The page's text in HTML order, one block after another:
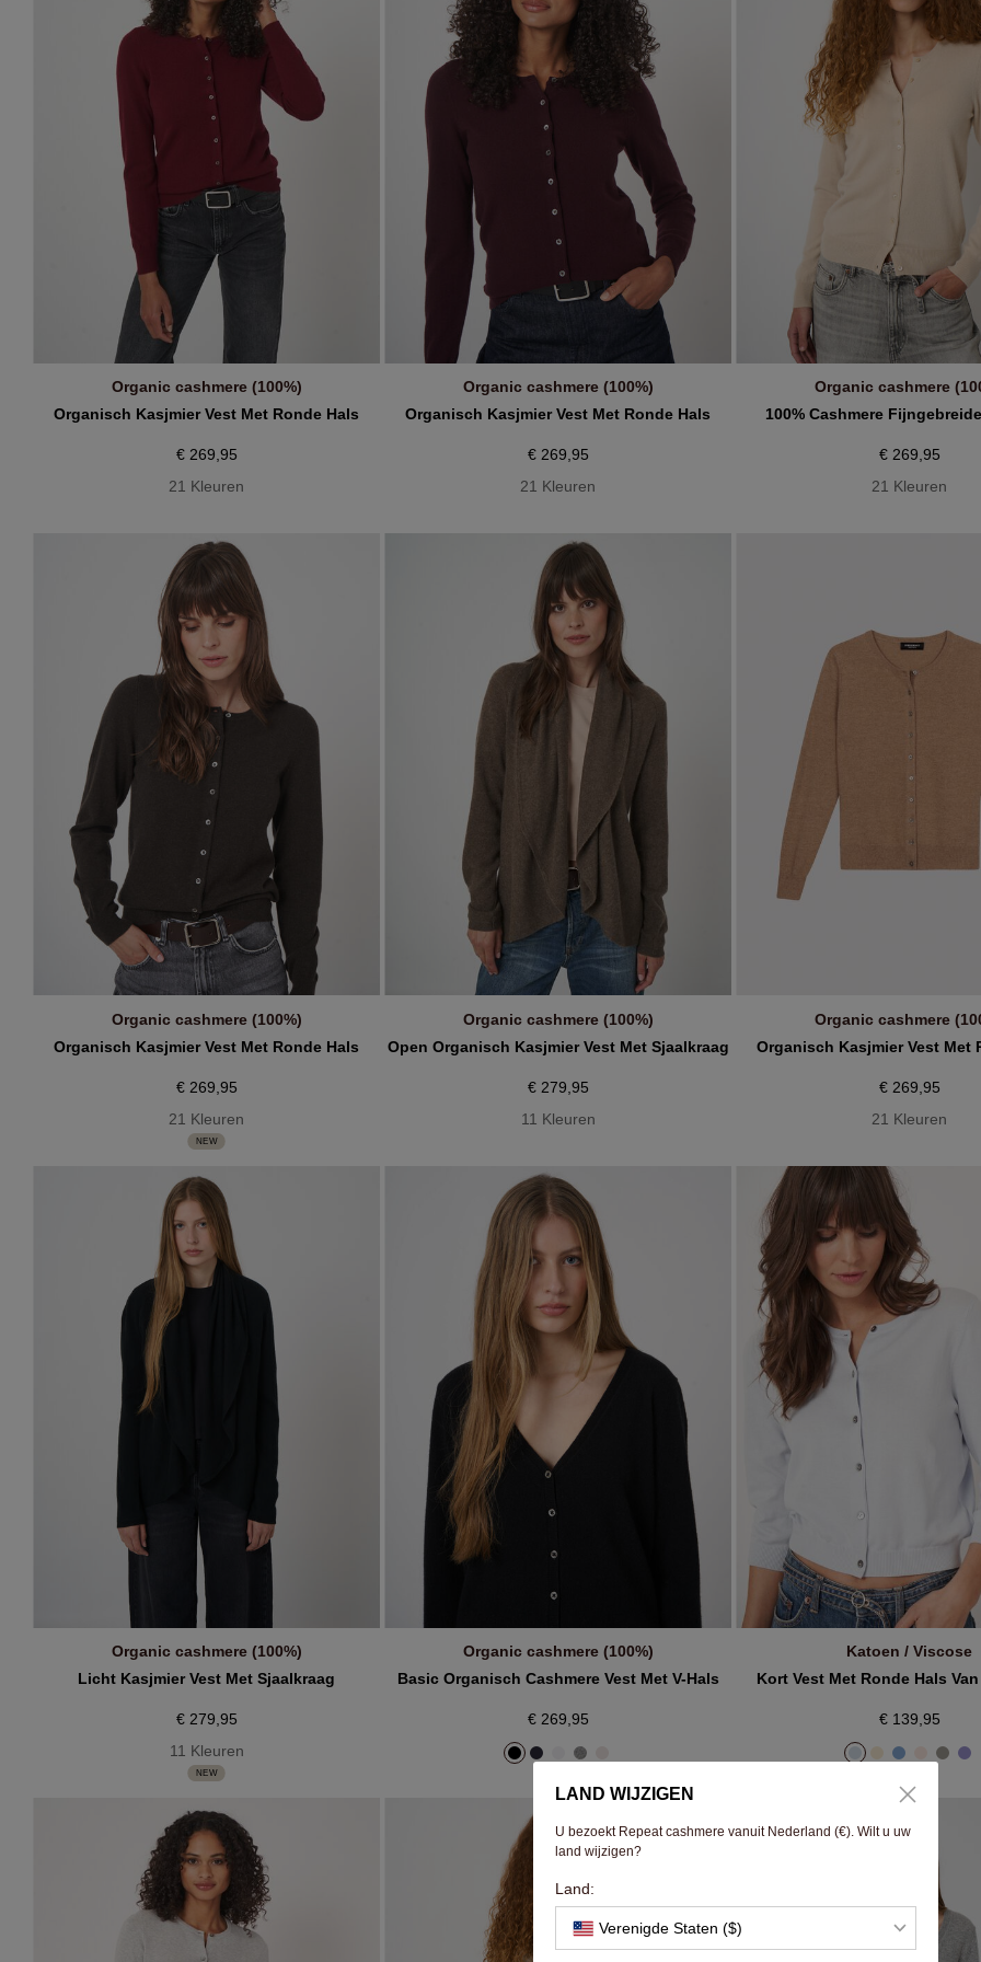
40 - M
46 - XXL
Biologisch Cashmere (100%)
Refine by Quality: Biologisch Cashmere (100)
IN WINKELMANDJE
Organic cashmere (100%)
Organisch Kasjmier Vest Met Ronde Hals
€ 269,95
21 Kleuren
IN WINKELMANDJE
Organic cashmere (100%)
Organisch Kasjmier Vest Met Ronde Hals
€ 269,95
21 Kleuren
IN WINKELMANDJE
Organic cashmere
100% Cashmere
€ 269,95
21 Kleuren
IN WINKELMANDJE
Organic cashmere (100%)
Organisch Kasjmier Vest Met Ronde Hals
€ 269,95
21 Kleuren
NEW
IN WINKELMANDJE
Organic cashmere (100%)
Open Organisch Kasjmier Vest Met Sjaalkraag
€ 279,95
11 Kleuren
IN WINKELMANDJE
Organic cashmere
Organisch Kasjmier Vest Met
€ 269,95
21 Kleuren
IN WINKELMANDJE
Organic cashmere (100%)
Licht Kasjmier Vest Met Sjaalkraag
€ 279,95
11 Kleuren
NEW
IN WINKELMANDJE
Organic cashmere (100%)
Basic Organisch Cashmere Vest Met V-Hals
€ 269,95
IN WINKELMANDJE
Katoen / Viscose
Kort Vest Met Ronde Hals
€ 139,95
LAND WIJZIGEN
U bezoekt Repeat cashmere vanuit Nederland (€). Wilt u uw
land wijzigen?
Land:
Verenigde Staten ($)